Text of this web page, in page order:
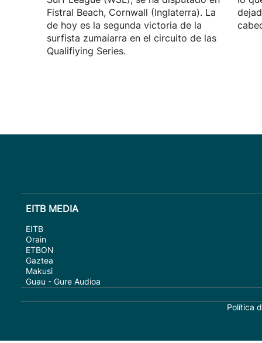
Fistral Beach, Cornwall (Inglaterra). La
de hoy es la segunda victoria de la
surfista zumaiarra en el circuito de las
Qualifiying Series.
EITB MEDIA
EITB
Orain
ETBON
Gaztea
Makusi
Guau - Gure Audioa
Política